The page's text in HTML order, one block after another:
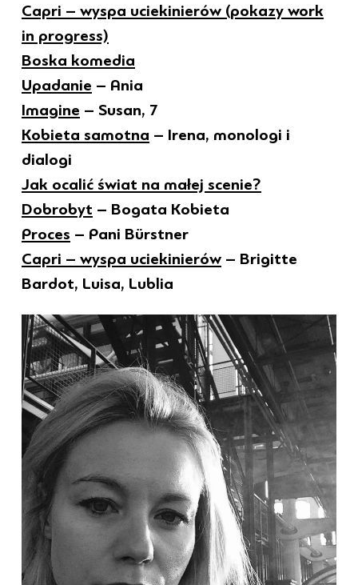
Capri – wyspa uciekinierów (pokazy work
in progress)
Boska komedia
Upadanie – Ania
Imagine – Susan, 7
Kobieta samotna – Irena, monologi i
dialogi
Jak ocalić świat na małej scenie?
Dobrobyt – Bogata Kobieta
Proces – Pani Bürstner
Capri – wyspa uciekinierów – Brigitte
Bardot, Luisa, Lublia